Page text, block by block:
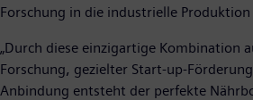
Forschung in die industrielle Produktion
„Durch diese einzigartige Kombination
Forschung, gezielter Start-up-
Anbindung entsteht der perfekte